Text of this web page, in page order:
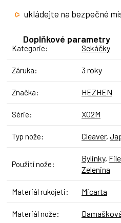
ukládejte na bezpečné
Doplňkové parametry
Kategorie: Sekáčky
Záruka: 3 roky
Značka: HEZHEN
Série: X02M
Typ nože: Cleaver,
Použití nože:
Bylinky,
Zelenina
Materiál rukojeti: Micarta
Materiál nože: